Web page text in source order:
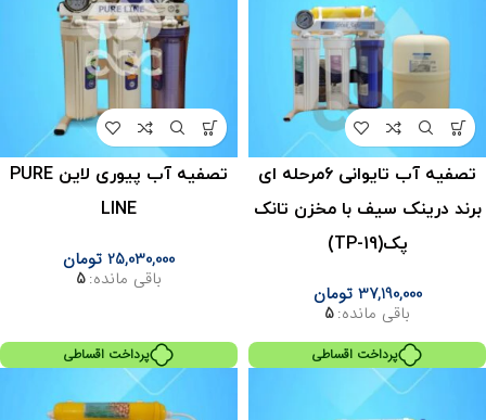
تصفیه آب تایوانی ۶مرحله ای
برند درینک سیف با مخزن تانک
پک(TP-19)
37,190,000 تومان
باقی مانده:5
تصفیه آب پیوری لاین PURE
LINE
25,030,000 تومان
باقی مانده:5
پرداخت اقساطی پرداخت اقساطی